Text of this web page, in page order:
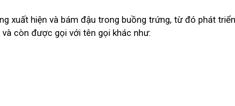
xuất hiện và bám đậu trong buồng trứng, từ đó phát triển
và còn được gọi với tên gọi khác như: